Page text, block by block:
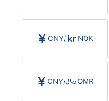
CNY/ NOK
CNY/ OMR